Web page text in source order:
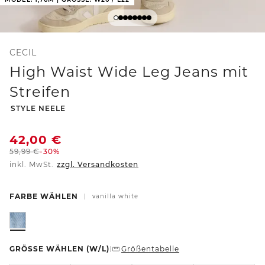
CECIL
High Waist Wide Leg Jeans mit
Streifen
-
STYLE NEELE
42,00 €
59,99€-30%
inkl. MwSt. zzgl. Versandkosten
FARBE WÄHLEN vanilla white
GRÖSSE WÄHLEN (W/L) Größentabelle